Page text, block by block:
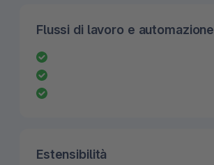
Flussi di lavoro e automazione
Estensibilità